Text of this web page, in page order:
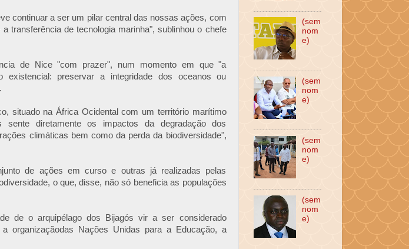
continuar a ser um pilar central das nossas ações, com
transferência de tecnologia marinha", sublinhou o chefe
de Nice "com prazer", num momento em que "a
existencial: preservar a integridade dos oceanos ou
situado na África Ocidental com um território marítimo
diretamente os impactos da degradação dos
climáticas bem como da perda da biodiversidade",
de ações em curso e outras já realizadas pelas
o que, disse, não só beneficia as populações
de o arquipélago dos Bijagós vir a ser considerado
organizaçãodas Nações Unidas para a Educação, a
(sem
nom
e)
(sem
nom
e)
(sem
nom
e)
(sem
nom
e)